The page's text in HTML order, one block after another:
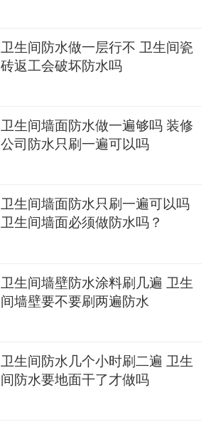
卫生间防水做一层行不 卫生间瓷
砖返工会破坏防水吗
卫生间墙面防水做一遍够吗 装修
公司防水只刷一遍可以吗
卫生间墙面防水只刷一遍可以吗
卫生间墙面必须做防水吗？
卫生间墙壁防水涂料刷几遍 卫生
间墙壁要不要刷两遍防水
卫生间防水几个小时刷二遍 卫生
间防水要地面干了才做吗